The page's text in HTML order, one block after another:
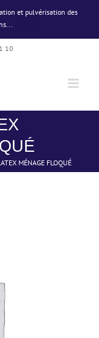
et pulvérisation des
10
MÉNAGE FLOQUÉ